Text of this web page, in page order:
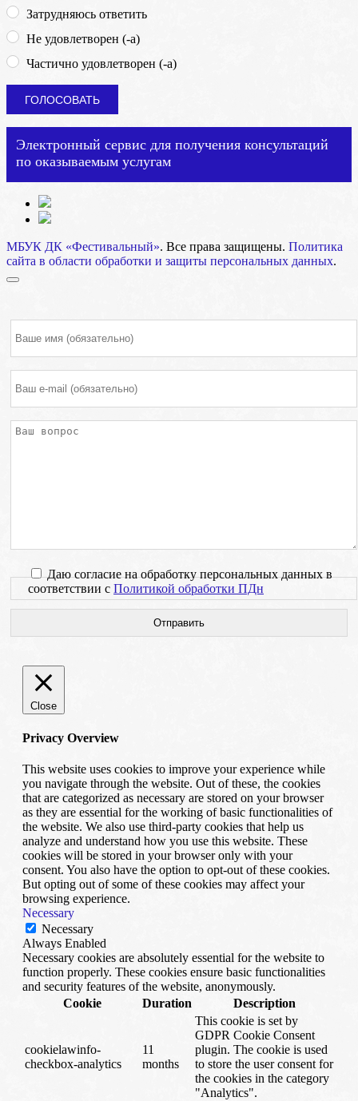
Затрудняюсь ответить
Не удовлетворен (-а)
Частично удовлетворен (-а)
Электронный сервис для получения консультаций
по оказываемым услугам
МБУК ДК «Фестивальный». Все права защищены. Политика
сайта в области обработки и защиты персональных данных.
Даю согласие на обработку персональных данных в
соответствии с Политикой обработки ПДн
Close
Privacy Overview
This website uses cookies to improve your experience while
you navigate through the website. Out of these, the cookies
that are categorized as necessary are stored on your browser
as they are essential for the working of basic functionalities of
the website. We also use third-party cookies that help us
analyze and understand how you use this website. These
cookies will be stored in your browser only with your
consent. You also have the option to opt-out of these cookies.
But opting out of some of these cookies may affect your
browsing experience.
Necessary
Necessary
Always Enabled
Necessary cookies are absolutely essential for the website to
function properly. These cookies ensure basic functionalities
and security features of the website, anonymously.
Cookie
Duration Description
cookielawinfo-
checkbox-analytics
11
months
This cookie is set by
GDPR Cookie Consent
plugin. The cookie is used
to store the user consent for
the cookies in the category
"Analytics".